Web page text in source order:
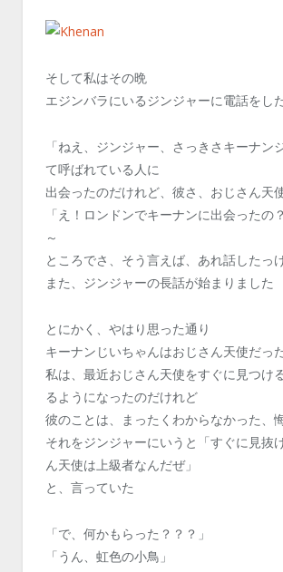
そして私はその晩
エジンバラにいるジンジャーに電話をし
「ねえ、ジンジャー、さっきさキーナン
て呼ばれている人に
出会ったのだけれど、彼さ、おじさん天
「え！ロンドンでキーナンに出会ったの
～
ところでさ、そう言えば、あれ話したっ
また、ジンジャーの長話が始まりました
とにかく、やはり思った通り
キーナンじいちゃんはおじさん天使だっ
私は、最近おじさん天使をすぐに見つけ
るようになったのだけれど
彼のことは、まったくわからなかった、
それをジンジャーにいうと「すぐに見抜
ん天使は上級者なんだぜ」
と、言っていた
「で、何かもらった？？？」
「うん、虹色の小鳥」